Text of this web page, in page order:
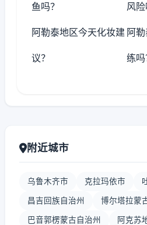
鱼吗？ 风险
阿勒泰地区今天化妆建
议？
阿
练吗
附近城市
乌鲁木齐市 克拉玛依市
昌吉回族自治州 博尔塔拉蒙
巴音郭楞蒙古自治州 阿克苏